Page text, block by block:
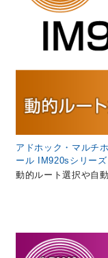
アドホック・マルチ
ール IM920sシリーズ
動的ルート選択や自